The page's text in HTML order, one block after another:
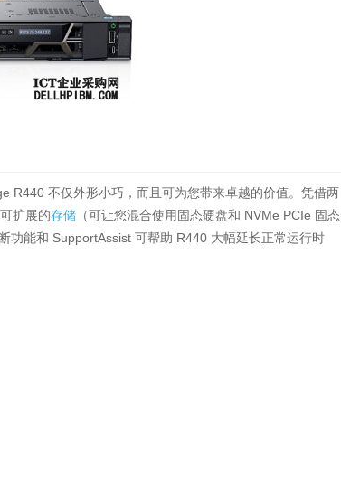
R440 不仅外形小巧，而且可为您带来卓越的价值。凭借两
扩展的存储 （可让您混合使用固态硬盘和 NVMe PCIe 固态
功能和 SupportAssist 可帮助 R440 大幅延长正常运行时